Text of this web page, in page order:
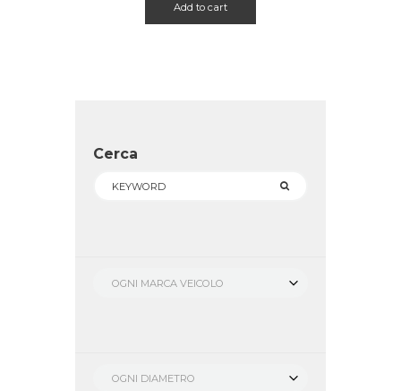
Add to cart
Cerca
OGNI MARCA VEICOLO
OGNI DIAMETRO